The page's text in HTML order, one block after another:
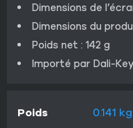
Dimensions de
Dimensions du
Poids net : 142 g
Importé par Dali-
Poids
0.141 kg